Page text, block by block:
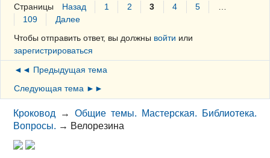
Страницы Назад 1 2 3 4 5
…
109
Далее
Чтобы отправить ответ, вы должны войти или
зарегистрироваться
◄◄ Предыдущая тема
Следующая тема ►►
Кроковод →Общие темы. Мастерская. Библиотека.
Вопросы. → Велорезина